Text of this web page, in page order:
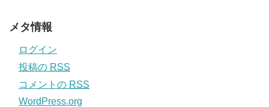
メタ情報
ログイン
投稿の RSS
コメントの RSS
WordPress.org